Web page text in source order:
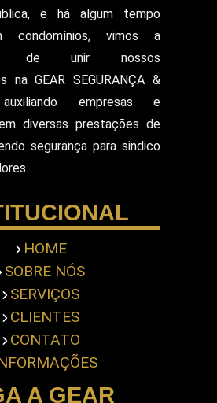
Terceirizada
Particular Armado
E Monitoramento
Patrimonial em Hospitais
Patrimonial Eventos
de Escolta Armada
Segurança em Mercado
em Shopping Center
Viatura
Serviços de Portaria
Gerais Portaria
Terceirizado Portaria
de Segurança Pessoal
de Atendimento
de Limpeza Predial
de Portaria
e há algum tempo
condomínios, vimos a
de unir nossos
na GEAR SEGURANÇA &
auxiliando empresas e
diversas prestações de
segurança para sindico
HOME
SOBRE NÓS
SERVIÇOS
CLIENTES
CONTATO
A GEAR